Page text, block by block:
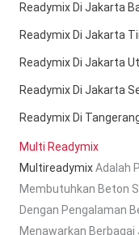
Readymix Di Jakarta
Readymix Di Jakarta
Readymix Di Jakarta
Readymix Di Jakarta
Readymix Di
Multi Readymix
MultireadymixAdalah
Membutuhkan Beton
Dengan Pengalaman
Menawarkan